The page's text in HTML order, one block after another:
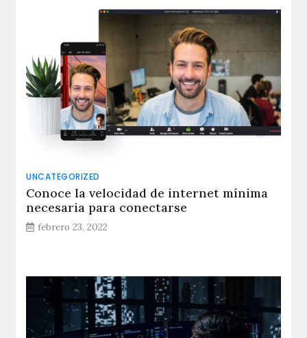
UNCATEGORIZED
Conoce la velocidad de internet mínima
necesaria para conectarse
febrero 23, 2022